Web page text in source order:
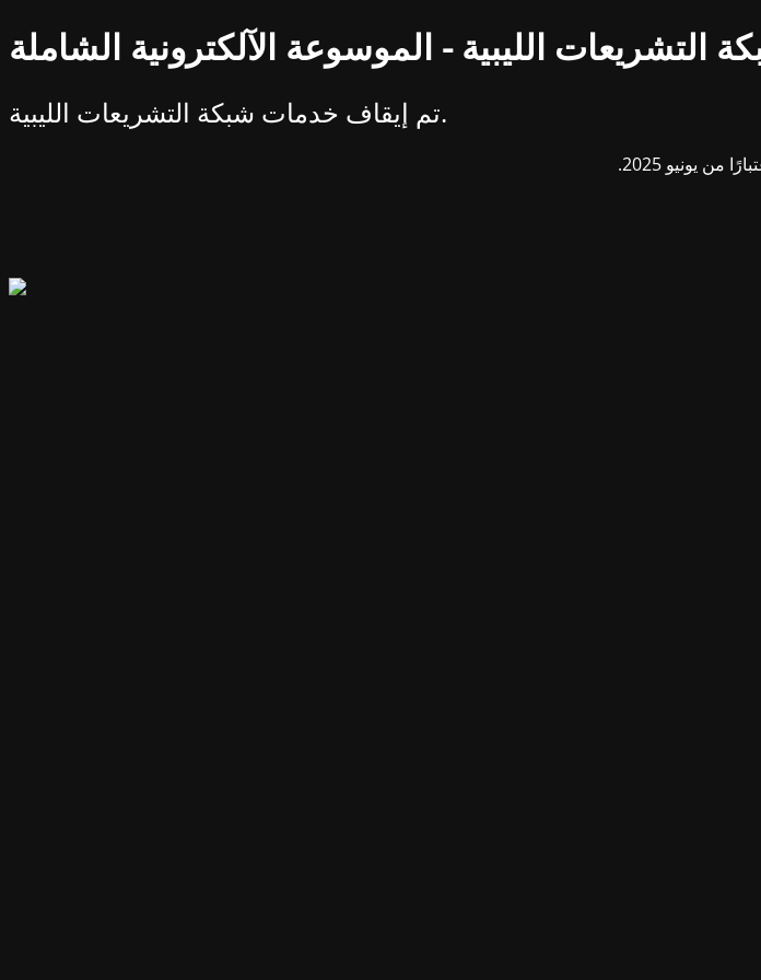
التشريعات الليبية - الموسوعة الآلكترونية الشاملة
تم إيقاف خدمات شبكة التشريعات الليبية.
يونيو 2025.